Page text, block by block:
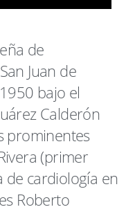
de
Juan de
bajo el
Calderón
prominentes
(primer
cardiología en
Roberto